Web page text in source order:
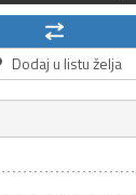
Dodaj u listu želja